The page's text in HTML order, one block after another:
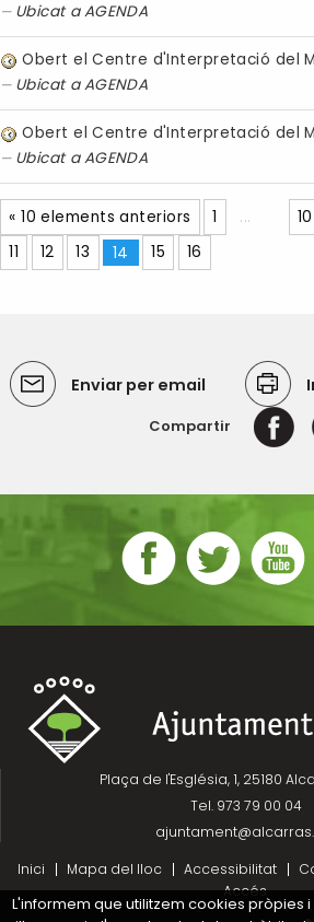
Ubicat aAGENDA
Obert el Centre d'Interpretació del
Ubicat aAGENDA
Obert el Centre d'Interpretació del
Ubicat aAGENDA
« 10 elements anteriors 1
...
11
12 13 14 15 16
Enviar per email
Compartir
Plaça de l'Església, 1, 25180
Tel. 973 79 00 04
Inici
Mapa del lloc Accessibilitat
Accés
L'informem que utilitzem cookies pròpies